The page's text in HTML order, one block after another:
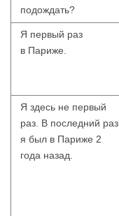
подождать?
Я первый раз
в Париже.
Я здесь не первый
раз. В последний раз
я был в Париже 2
года назад.